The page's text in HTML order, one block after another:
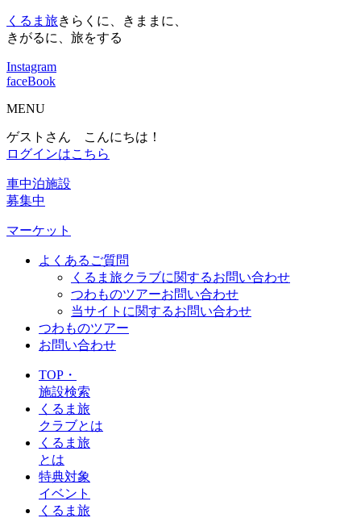
くるま旅きらくに、きままに、
きがるに、旅をする
Instagram
faceBook
MENU
ゲストさん こんにちは！
ログインはこちら
車中泊施設
募集中
マーケット
よくあるご質問
くるま旅クラブに関するお問い合わせ
つわものツアーお問い合わせ
当サイトに関するお問い合わせ
つわものツアー
お問い合わせ
TOP・
施設検索
くるま旅
クラブとは
くるま旅
とは
特典対象
イベント
くるま旅